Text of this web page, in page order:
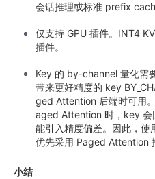
会话推理或标准 prefix
仅支持 GPU 插件。INT4
插件。
Key 的 by-channel 量化需
带来更好精度的 key
ged Attention 后端时可用
aged Attention 时，key 会
能引入精度偏差。因此，
优先采用 Paged Attention
小结